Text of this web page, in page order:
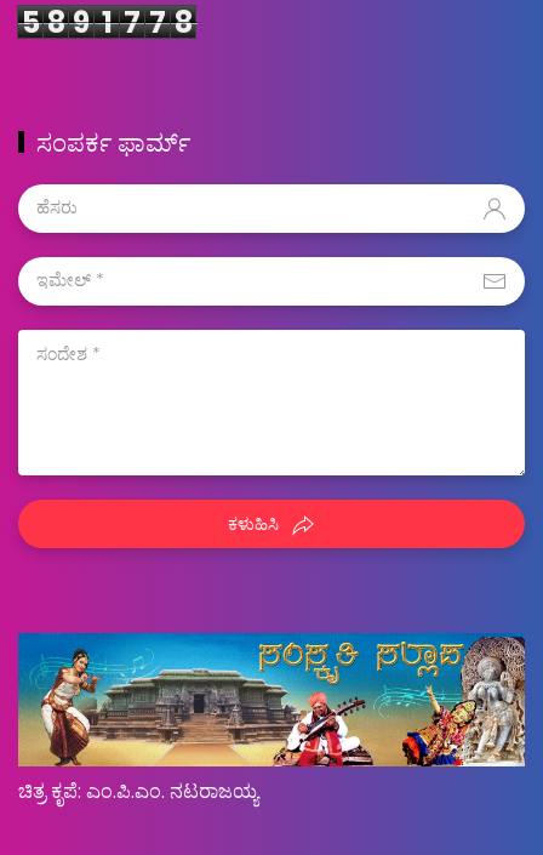
589 1 7 78
ಸಂಪರ್ಕ ಫಾರ್ಮ್
ಕಳುಹಿಸಿ
ಚಿತ್ರ ಕೃಪೆ: ಎಂ.ಪಿ.ಎಂ. ನಟರಾಜಯ್ಯ